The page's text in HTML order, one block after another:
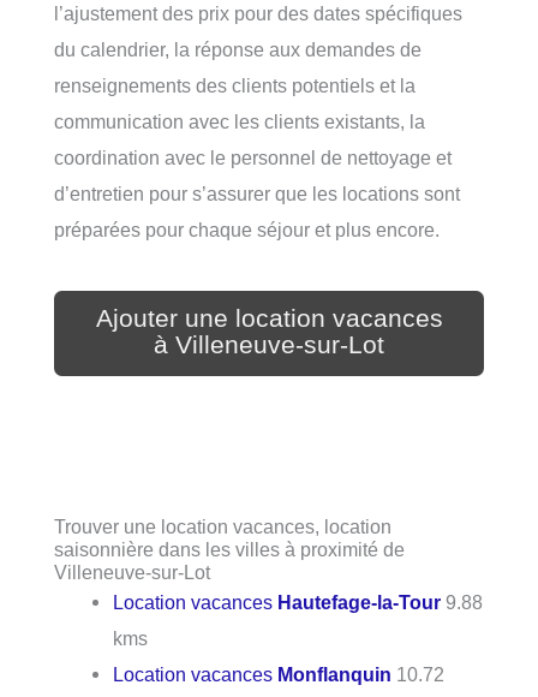
l’ajustement des prix pour des dates spécifiques
du calendrier, la réponse aux demandes de
renseignements des clients potentiels et la
communication avec les clients existants, la
coordination avec le personnel de nettoyage et
d’entretien pour s’assurer que les locations sont
préparées pour chaque séjour et plus encore.
Ajouter une location vacances
à Villeneuve-sur-Lot
Trouver une location vacances, location
saisonnière dans les villes à proximité de
Villeneuve-sur-Lot
Location vacances Hautefage-la-Tour 9.88
kms
Location vacances Monflanquin 10.72